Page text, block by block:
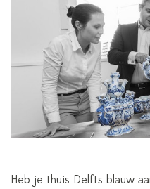
Heb je thuis Delfts blauw